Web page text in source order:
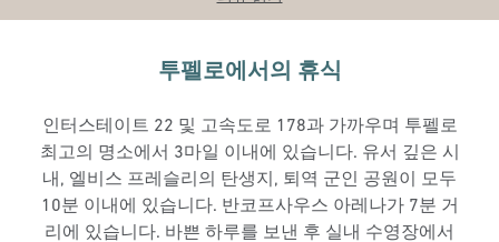
투펠로에서의 휴식
인터스테이트 22 및 고속도로 178과 가까우며 투펠로
최고의 명소에서 3마일 이내에 있습니다. 유서 깊은 시
내, 엘비스 프레슬리의 탄생지, 퇴역 군인 공원이 모두
10분 이내에 있습니다. 반코프사우스 아레나가 7분 거
리에 있습니다. 바쁜 하루를 보낸 후 실내 수영장에서